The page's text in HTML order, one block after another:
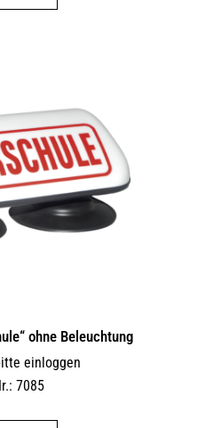
ohne Beleuchtung
einloggen
7085